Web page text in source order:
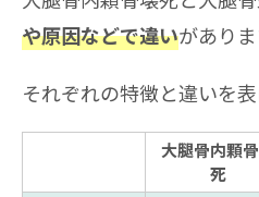
や原因などで違いがありま
それぞれの特徴と違いを
大腿骨内顆
死